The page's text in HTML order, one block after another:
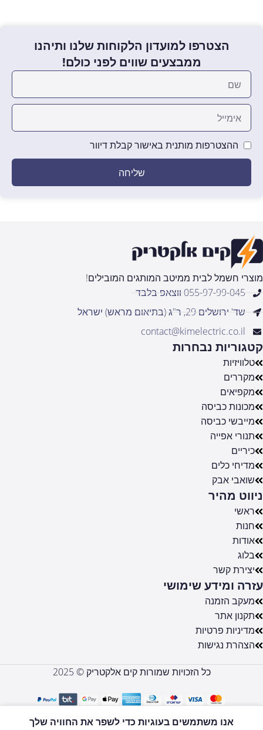
הצטרפו למועדון הלקוחות שלנו ותיהנו
ממבצעים שווים לפני כולם!
ההצטרפות מותנית באישור קבלת דיוור
שליחה
מוצרי חשמל לבית ממיטב המותגים המובילים!
055-97-99-045 ווצאפ בלבד
שד' ירושלים 29, ר"ג (בתיאום מראש) ישראל
contact@kimelectric.co.il
קטגוריות נבחרות
טלוויזיות
מקררים
מקפיאים
מכונות כביסה
מייבשי כביסה
תנורי אפייה
כיריים
מדיחי כלים
שואבי אבק
ניווט מהיר
ראשי
חנות
אודות
בלוג
יצירת קשר
עזרה ומידע שימושי
מעקב הזמנה
תקנון אתר
מדיניות פרטיות
הצהרת נגישות
כל הזכויות שמורות קים אלקטריק © 2025
אנו משתמשים בעוגיות כדי לשפר את החוויה שלך
55UA73006